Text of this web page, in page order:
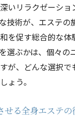
いリラクゼーショ
技術が、エステの
を促す総合的な体
選ぶかは、個々の
が、どんな選択で
ょう。
せる全身エステの